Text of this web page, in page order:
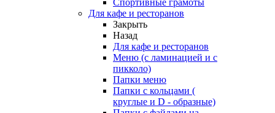
Для кафе и ресторанов
Закрыть
Назад
Для кафе и ресторанов
Меню (с ламинацией и с
пикколо)
Папки меню
Папки с кольцами (
круглые и D - образные)